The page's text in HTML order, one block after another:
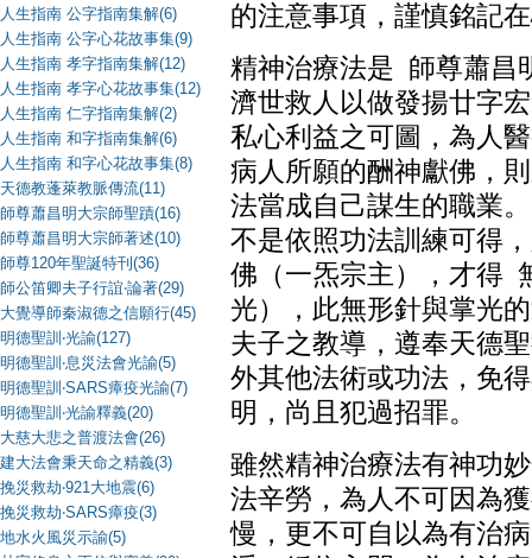
人生指南 公字指南集解(6)
人生指南 公字心花故事集(9)
人生指南 孝字指南集解(12)
人生指南 孝字心花故事集(12)
人生指南 仁字指南集解(2)
人生指南 和字指南集解(6)
人生指南 和字心花故事集(8)
天德教蓬萊教脈傳流(11)
師尊蕭昌明大宗師聖蹟(16)
師尊蕭昌明大宗師著述(10)
師尊120年聖誕特刊(36)
師公笛卿夫子行誼‧論著(29)
大覺導師秦淑德之信願行(45)
明德聖訓‧光諭(127)
明德聖訓‧息災法會光諭(5)
明德聖訓‧SARS瘴疫光諭(7)
明德聖訓‧光諭釋義(20)
大慈大悲之普渡法會(26)
建大法會秉天命之精義(3)
挽災救劫‧921大地震(6)
挽災救劫‧SARS瘴疫(3)
地水火風災示諭(5)
的注意事項，謹慎銘記
精神治療法是 師尊蕭昌
濟世救人以做發揚廿字
私心利益之可圖，為人
病人所願的酬神獻佛，
法當成自己謀生的職業
不是依照功法訓練可得
佛（一炁宗主），才得
光），此無形針與掌光
夫子之教導，遵奉天德
外其他法術或功法，免
明，尚且犯過招罪。
雖然精神治療法有神功
法辛勞，為人不可因為
慢，更不可自以為有治